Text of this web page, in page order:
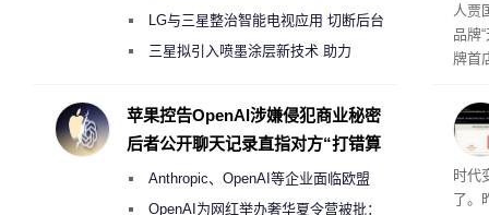
人贾
品牌
牌首
者
与西
时代
了。
月销售额不达标门店 将被逐步清退
LG与三星整治智能电视应用 切断后台
偷偷共享带宽的违规行为
三星拟引入喷墨涂层新技术 助力
度
苹果控告OpenAI涉嫌侵犯商业秘密
后者公开聊天记录直指对方“打错算
Anthropic、OpenAI等企业面临欧盟
《人工智能法案》全新执法权限审查
OpenAI为网红举办奢华夏令营被批：